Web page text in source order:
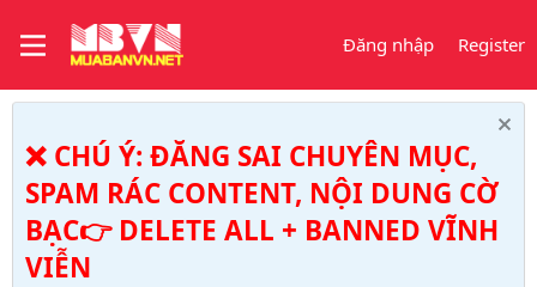
Đăng nhập Register
❌ CHÚ Ý: ĐĂNG SAI CHUYÊN MỤC,
SPAM RÁC CONTENT, NỘI DUNG CỜ
BẠC👉 DELETE ALL + BANNED VĨNH
VIỄN